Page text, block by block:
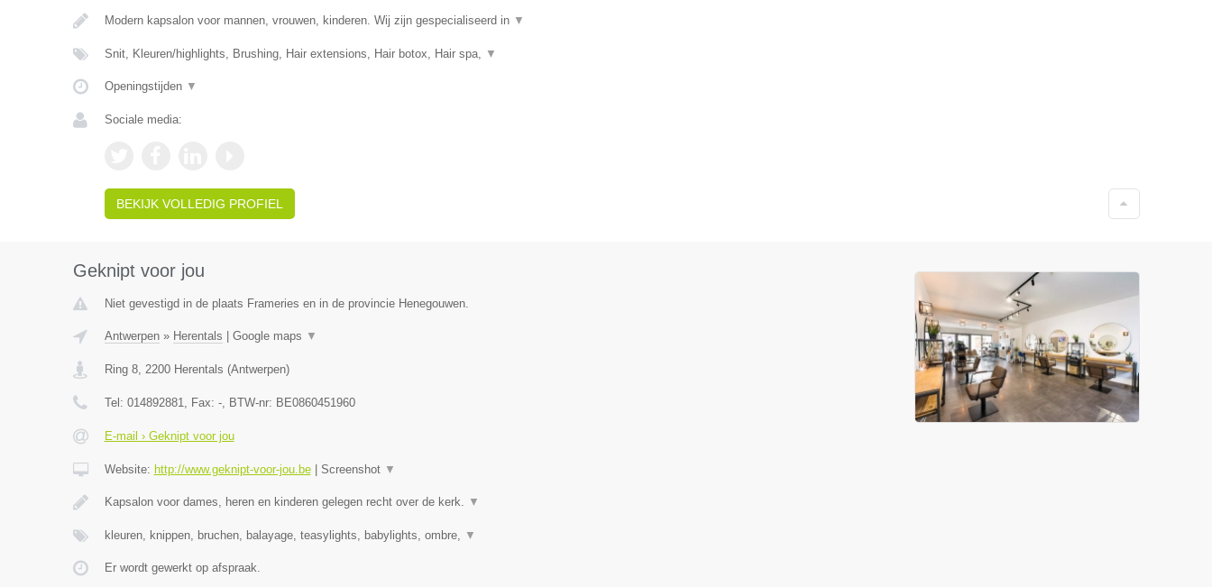
Modern kapsalon voor mannen, vrouwen, kinderen. Wij zijn gespecialiseerd in ▼
Snit, Kleuren/highlights, Brushing, Hair extensions, Hair botox, Hair spa, ▼
Openingstijden ▼
Sociale media:
BEKIJK VOLLEDIG PROFIEL
Geknipt voor jou
Niet gevestigd in de plaats Frameries en in de provincie Henegouwen.
Antwerpen» Herentals Google maps ▼
Ring 8, 2200 Herentals (Antwerpen)
Tel: 014892881, Fax: -, BTW-nr: BE0860451960
E-mail › Geknipt voor jou
Website: http://www.geknipt-voor-jou.be| Screenshot ▼
Kapsalon voor dames, heren en kinderen gelegen recht over de kerk. ▼
kleuren, knippen, bruchen, balayage, teasylights, babylights, ombre, ▼
Er wordt gewerkt op afspraak.